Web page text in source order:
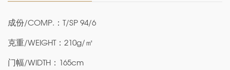
成份/COMP.：T/SP 94/6
克重/WEIGHT：210g/㎡
门幅/WIDTH：165cm